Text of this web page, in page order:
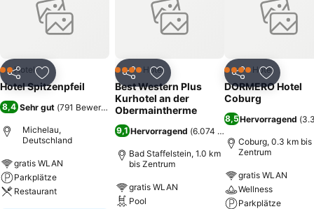
Spitzenpfeil und ihre Mitarbeiterinnen und Mitarbeiter sind um die
Zufriedenheit ihrer Gäste bemüht.
Teilen Zu Favoriten hinzufügen
2 Sterne
Hotel
Hotel Spitzenpfeil
8,4 Sehr gut (791 Bewertungen)
Michelau,
Deutschland
gratis WLAN
Parkplätze
Restaurant
Teilen Zu Favoriten hinzufügen
4 SterneHotel
Best Western Plus
Kurhotel an der
Obermaintherme
9,1Hervorragend (6.074 Bewertungen
Bad Staffelstein, 1.0 km
bis Zentrum
gratis WLAN
Pool
Teilen Zu
4 SterneHotel
DORMERO Hotel
Coburg
8,5Hervorragend (
Coburg, 0.3 km bis
Zentrum
gratis WLAN
Wellness
Parkplätze